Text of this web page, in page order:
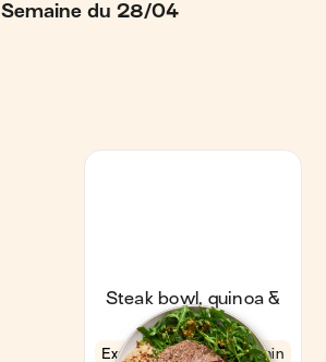
Semaine du 28/04